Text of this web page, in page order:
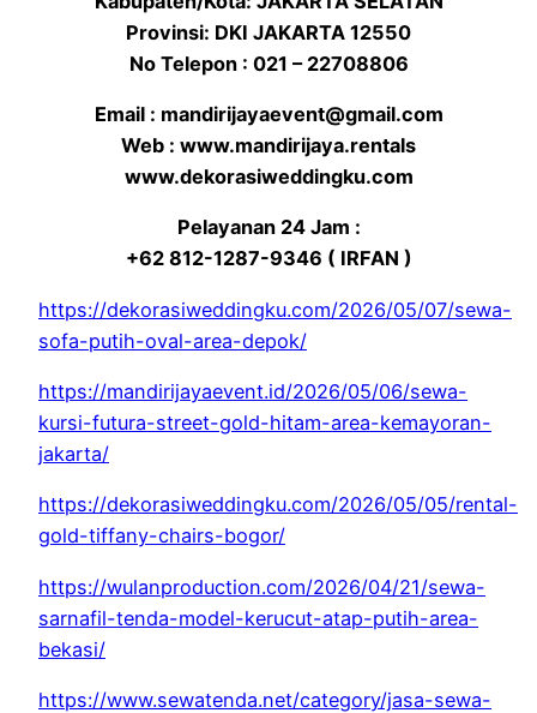
Provinsi: DKI JAKARTA 12550
No Telepon : 021 – 22708806
Email : mandirijayaevent@gmail.com
Web : www.mandirijaya.rentals
www.dekorasiweddingku.com
Pelayanan 24 Jam :
+62 812-1287-9346 ( IRFAN )
https://dekorasiweddingku.com/2026/05/07/sewa-
sofa-putih-oval-area-depok/
https://mandirijayaevent.id/2026/05/06/sewa-
kursi-futura-street-gold-hitam-area-kemayoran-
jakarta/
https://dekorasiweddingku.com/2026/05/05/rental-
gold-tiffany-chairs-bogor/
https://wulanproduction.com/2026/04/21/sewa-
sarnafil-tenda-model-kerucut-atap-putih-area-
bekasi/
https://www.sewatenda.net/category/jasa-sewa-